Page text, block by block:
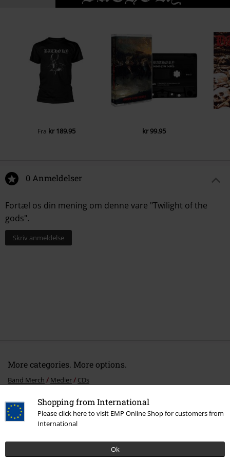
Shopping from International
Please click here to visit EMP Online Shop for customers from
International
Ok
Fra kr 189.95 kr 99.95
0 Anmeldelser
Fortæl os din mening om denne vare "Twilight of the
gods".
Skriv anmeldelse
More categories. More options.
Band Merch Medier CDs
Band Merch Genre Black Metal
Udsalg % Medier CDs
Band Merch Top Bands Bathory